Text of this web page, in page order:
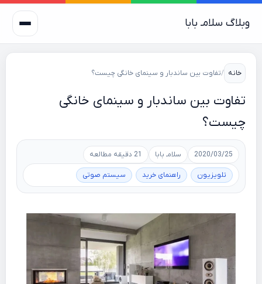
وبلاگ سلامـ بابا
خانه /تفاوت بین ساندبار و سینمای خانگی چیست؟
تفاوت بین ساندبار و سینمای خانگی
چیست؟
2020/03/25 سلامـ بابا 21 دقیقه مطالعه
تلویزیون راهنمای خرید سیستم صوتی